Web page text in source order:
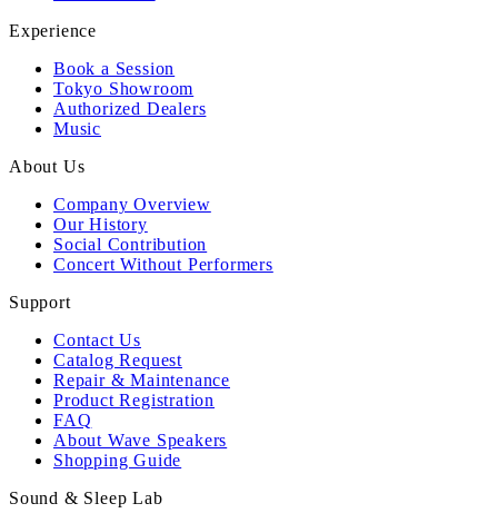
Experience
Book a Session
Tokyo Showroom
Authorized Dealers
Music
About Us
Company Overview
Our History
Social Contribution
Concert Without Performers
Support
Contact Us
Catalog Request
Repair & Maintenance
Product Registration
FAQ
About Wave Speakers
Shopping Guide
Sound & Sleep Lab